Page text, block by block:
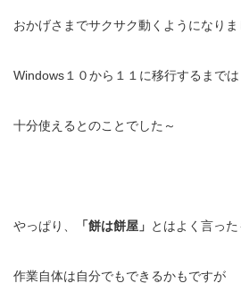
おかげさまでサクサク動くようになり
Windows１０から１１に移行するまでは
十分使えるとのことでした～
やっぱり、 「餅は餅屋」 とはよく言っ
作業自体は自分でもできるかもですが